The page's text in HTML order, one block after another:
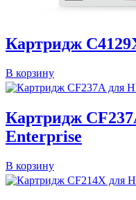
Картридж
В корзину
Картридж
Enterprise
В корзину